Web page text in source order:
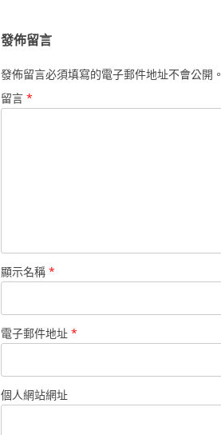
發佈留言
發佈留言必須填寫的電子郵件地址不會公開。
留言 *
顯示名稱 *
電子郵件地址 *
個人網站網址